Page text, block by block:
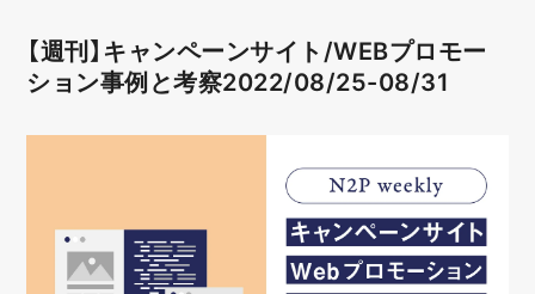
【週刊】キャンペーンサイト/WEBプロモー
ション事例と考察2022/08/25-08/31